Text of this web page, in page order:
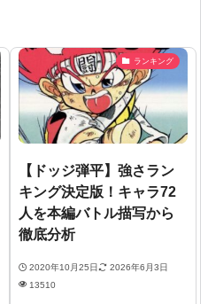
ランキング
【ドッジ弾平】強さラン
キング決定版！キャラ72
人を本編バトル描写から
徹底分析
2020年10月25日
2026年6月3日
13510